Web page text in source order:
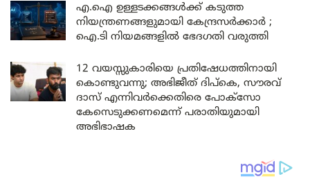
എ.ഐ ഉള്ളടക്കങ്ങൾക്ക് കടുത്ത
നിയന്ത്രണങ്ങളുമായി കേന്ദ്രസർക്കാർ ;
ഐ.ടി നിയമങ്ങളിൽ ഭേദഗതി വരുത്തി
12 വയസ്സുകാരിയെ പ്രതിഷേധത്തിനായി
കൊണ്ടുവന്നു; അഭിജീത് ദിപ്കെ, സൗരവ്
ദാസ് എന്നിവർക്കെതിരെ പോക്സോ
കേസെടുക്കണമെന്ന് പരാതിയുമായി
അഭിഭാഷക